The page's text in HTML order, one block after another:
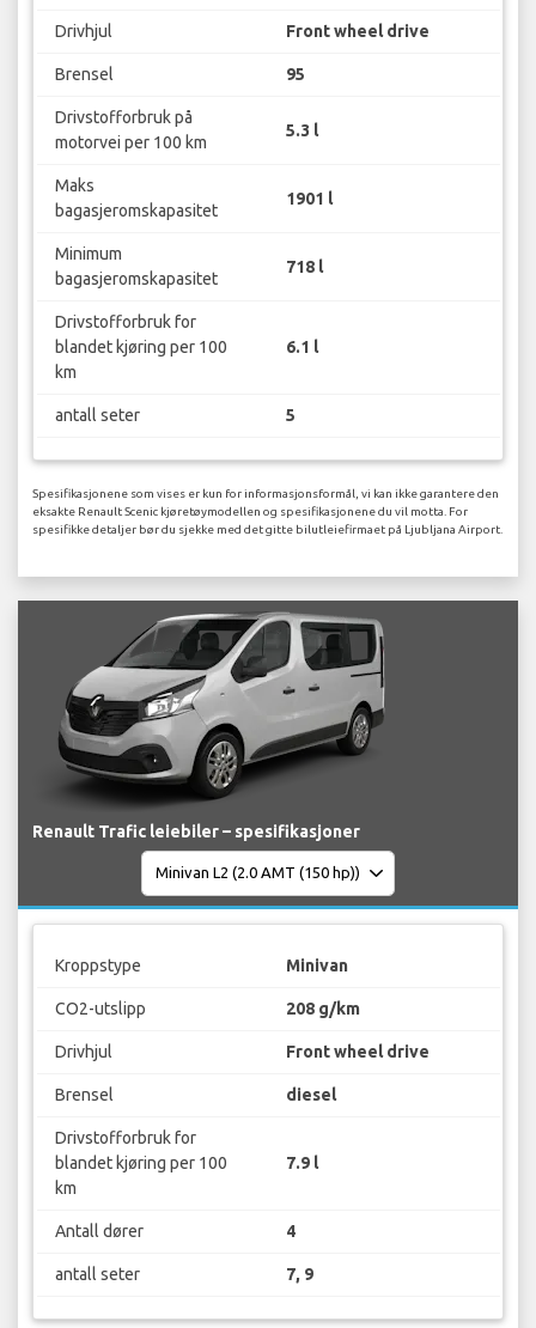
Drivhjul Front wheel drive
Brensel 95
Drivstofforbruk på
motorvei per 100 km
5.3 l
Maks
bagasjeromskapasitet
1901 l
Minimum
bagasjeromskapasitet
718 l
Drivstofforbruk for
blandet kjøring per 100
km
6.1 l
antall seter 5
Spesifikasjonene som vises er kun for informasjonsformål, vi kan ikke garantere den
eksakte Renault Scenic kjøretøymodellen og spesifikasjonene du vil motta. For
spesifikke detaljer bør du sjekke med det gitte bilutleiefirmaet på Ljubljana Airport.
Renault Trafic leiebiler – spesifikasjoner
Kroppstype Minivan
CO2-utslipp 208 g/km
Drivhjul Front wheel drive
Brensel diesel
Drivstofforbruk for
blandet kjøring per 100
km
7.9 l
Antall dører 4
antall seter 7, 9